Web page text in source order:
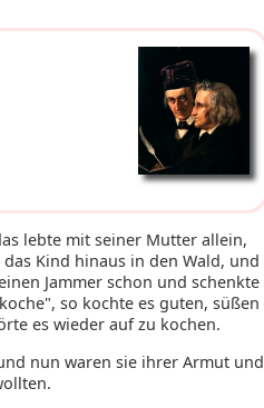
lebte mit seiner Mutter allein,
Kind hinaus in den Wald, und
Jammer schon und schenkte
so kochte es guten, süßen
es wieder auf zu kochen.
nun waren sie ihrer Armut und